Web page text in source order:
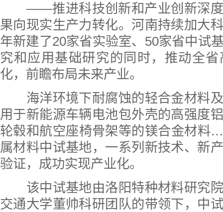
——推进科技创新和产业创新深度
果向现实生产力转化。河南持续加大
年新建了20家省实验室、50家省中试
究和应用基础研究的同时，推动全
化，前瞻布局未来产业。
海洋环境下耐腐蚀的轻合金材料及
用于新能源车辆电池包外壳的高强度
轮毂和航空座椅骨架等的镁合金材
属材料中试基地，一系列新技术、新
验证，成功实现产业化。
该中试基地由洛阳特种材料研究院
交通大学董帅科研团队的带领下，中